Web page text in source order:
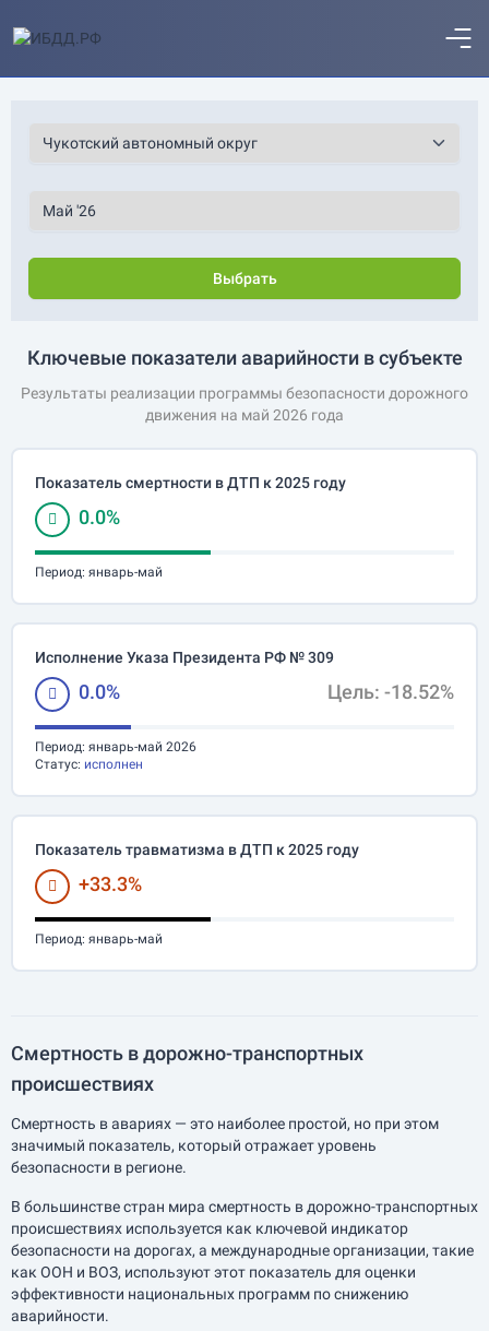
Выбрать
Ключевые показатели аварийности в субъекте
Результаты реализации программы безопасности дорожного
движения на май 2026 года
Показатель смертности в ДТП к 2025 году
0.0%
Период: январь-май
Исполнение Указа Президента РФ № 309
0.0% Цель: -18.52%
Период: январь-май 2026
Статус: исполнен
Показатель травматизма в ДТП к 2025 году
+33.3%
Период: январь-май
Смертность в дорожно-транспортных
происшествиях
Смертность в авариях — это наиболее простой, но при этом
значимый показатель, который отражает уровень
безопасности в регионе.
В большинстве стран мира смертность в дорожно-транспортных
происшествиях используется как ключевой индикатор
безопасности на дорогах, а международные организации, такие
как ООН и ВОЗ, используют этот показатель для оценки
эффективности национальных программ по снижению
аварийности.